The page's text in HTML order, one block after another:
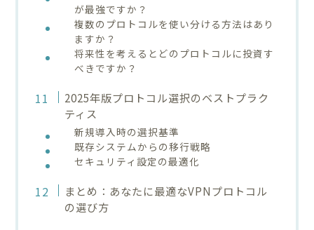
が最強ですか？
複数のプロトコルを使い分ける方法はあり
ますか？
将来性を考えるとどのプロトコルに投資す
べきですか？
2025年版プロトコル選択のベストプラク
ティス
新規導入時の選択基準
既存システムからの移行戦略
セキュリティ設定の最適化
まとめ：あなたに最適なVPNプロトコル
の選び方